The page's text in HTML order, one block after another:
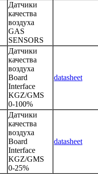
Датчики
качества
воздуха
GAS
SENSORS
Датчики
качества
воздуха
Board
Interface
KGZ/GMS
0-100%
datasheet
Датчики
качества
воздуха
Board
Interface
KGZ/GMS
0-25%
datasheet